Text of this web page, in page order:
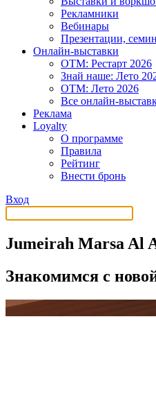
Рекламники
Вебинары
Презентации,
Онлайн-выставки
OTM: Рестарт 2026
Знай наше: Лето
OTM: Лето 2026
Все онлайн-
Реклама
Loyalty
О программе
Правила
Рейтинг
Внести бронь
Вход
Jumeirah Marsa Al
Знакомимся с